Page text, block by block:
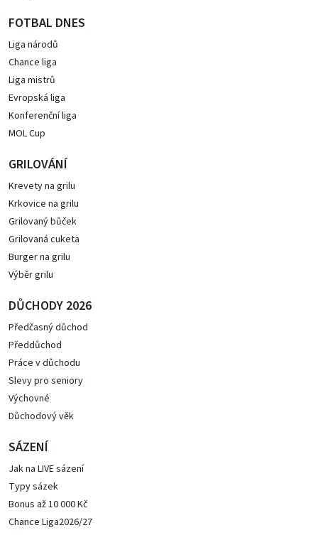
FOTBAL DNES
Liga národů
Chance liga
Liga mistrů
Evropská liga
Konferenční liga
MOL Cup
GRILOVÁNÍ
Krevety na grilu
Krkovice na grilu
Grilovaný bůček
Grilovaná cuketa
Burger na grilu
Výběr grilu
DŮCHODY 2026
Předčasný důchod
Předdůchod
Práce v důchodu
Slevy pro seniory
Výchovné
Důchodový věk
SÁZENÍ
Jak na LIVE sázení
Typy sázek
Bonus až 10 000 Kč
Chance Liga2026/27